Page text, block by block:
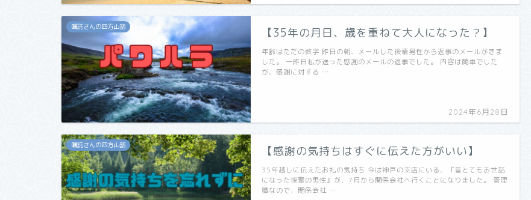
嘱託さんの四方山話 【35年の月日、歳を重ねて大人になった？】
2024年6月28日
年齢はただの数字 昨日の朝、メールした後輩男性から返事のメールがきま
した。 一昨日私が送った感謝のメールの返事でした。 内容は簡単でした
が、感謝に対する …
嘱託さんの四方山話 【感謝の気持ちはすぐに伝えた方がいい】
35年越しに伝えたお礼の気持ち 今は神戸の支店にいる、『昔とてもお世話
になった後輩の男性』が、7月から関係会社へ行くことになりました。 管理
職なので、関係会社 …